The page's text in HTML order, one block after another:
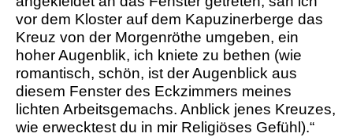
vor dem Kloster auf dem Kapuzinerberge das
Kreuz von der Morgenröthe umgeben, ein
hoher Augenblik, ich kniete zu bethen (wie
romantisch, schön, ist der Augenblick aus
diesem Fenster des Eckzimmers meines
lichten Arbeitsgemachs. Anblick jenes Kreuzes,
wie erwecktest du in mir Religiöses Gefühl).“